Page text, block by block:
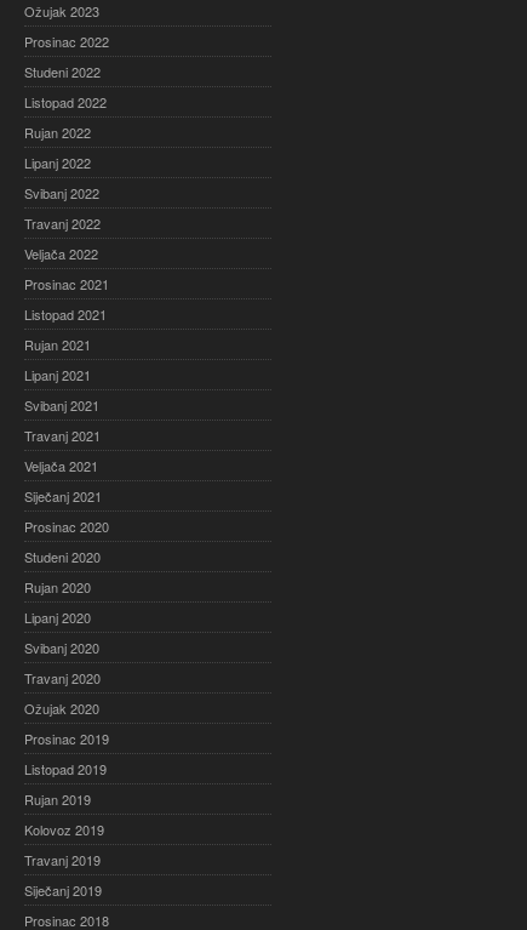
Ožujak 2023
Prosinac 2022
Studeni 2022
Listopad 2022
Rujan 2022
Lipanj 2022
Svibanj 2022
Travanj 2022
Veljača 2022
Prosinac 2021
Listopad 2021
Rujan 2021
Lipanj 2021
Svibanj 2021
Travanj 2021
Veljača 2021
Siječanj 2021
Prosinac 2020
Studeni 2020
Rujan 2020
Lipanj 2020
Svibanj 2020
Travanj 2020
Ožujak 2020
Prosinac 2019
Listopad 2019
Rujan 2019
Kolovoz 2019
Travanj 2019
Siječanj 2019
Prosinac 2018